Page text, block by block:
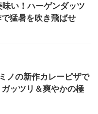
い！ハーゲンダッツ
猛暑を吹き飛ばせ
ノの新作カレーピザで
ッツリ＆爽やかの極